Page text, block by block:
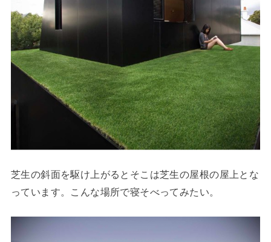
芝生の斜面を駆け上がるとそこは芝生の屋根の屋上とな
っています。こんな場所で寝そべってみたい。